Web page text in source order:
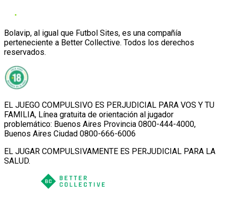
Bolavip, al igual que Futbol Sites, es una compañía
perteneciente a Better Collective. Todos los derechos
reservados.
EL JUEGO COMPULSIVO ES PERJUDICIAL PARA VOS Y TU
FAMILIA, Línea gratuita de orientación al jugador
problemático: Buenos Aires Provincia 0800-444-4000,
Buenos Aires Ciudad 0800-666-6006
EL JUGAR COMPULSIVAMENTE ES PERJUDICIAL PARA LA
SALUD.